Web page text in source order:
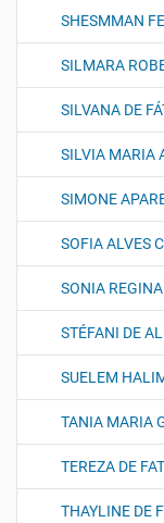
SHESMMAN
SILMARA
SILVANA DE
SILVIA MARIA
SIMONE
SOFIA ALVES
SONIA
STÉFANI DE
SUELEM
TANIA MARIA
TEREZA DE
THAYLINE DE